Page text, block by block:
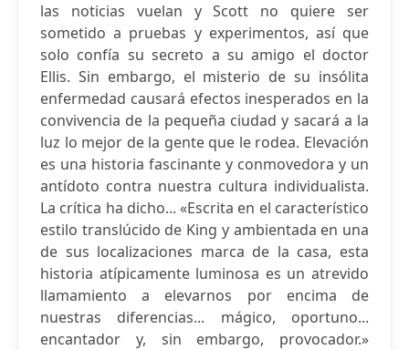
las noticias vuelan y Scott no quiere ser
sometido a pruebas y experimentos, así que
solo confía su secreto a su amigo el doctor
Ellis. Sin embargo, el misterio de su insólita
enfermedad causará efectos inesperados en la
convivencia de la pequeña ciudad y sacará a la
luz lo mejor de la gente que le rodea. Elevación
es una historia fascinante y conmovedora y un
antídoto contra nuestra cultura individualista.
La crítica ha dicho... «Escrita en el característico
estilo translúcido de King y ambientada en una
de sus localizaciones marca de la casa, esta
historia atípicamente luminosa es un atrevido
llamamiento a elevarnos por encima de
nuestras diferencias... mágico, oportuno...
encantador y, sin embargo, provocador.»